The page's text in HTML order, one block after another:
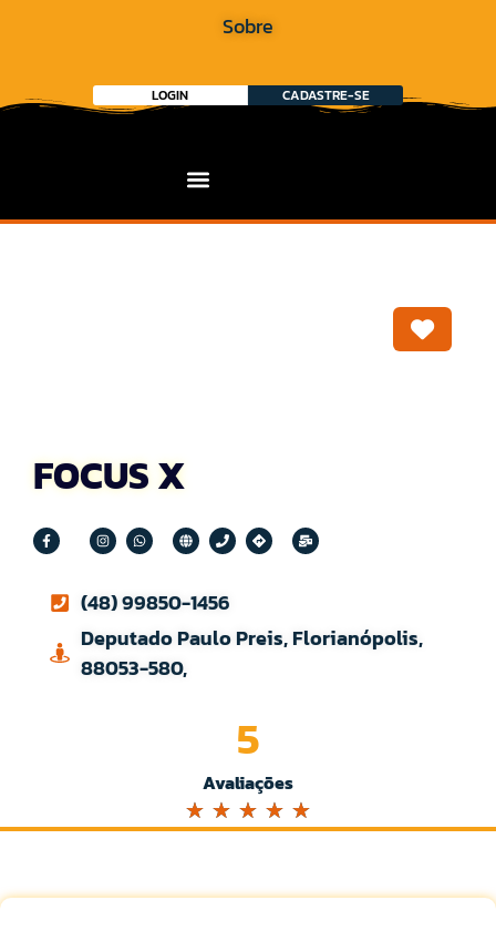
Sobre
LOGIN CADASTRE-SE
FOCUS X
(48) 99850-1456
Deputado Paulo Preis, Florianópolis,
88053-580,
Avaliações
5
☆ ☆ ☆ ☆ ☆